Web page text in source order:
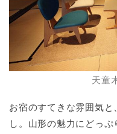
天童
お宿のすてきな雰囲気
し。山形の魅力にどっ